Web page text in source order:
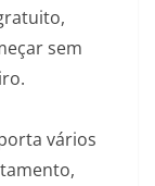
sem
vários